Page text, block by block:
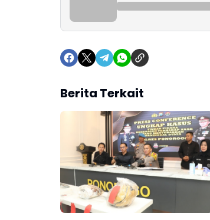
Berita Terkait